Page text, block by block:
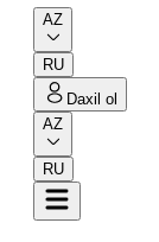
AZ
RU
Daxil ol
AZ
RU